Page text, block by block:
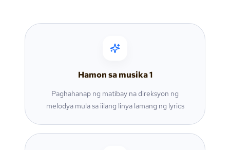
Hamon sa musika1
Paghahanap ng matibay na direksyon ng
melodya mula sa iilang linya lamang ng lyrics